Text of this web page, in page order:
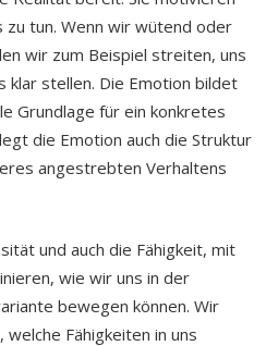
tun. Wenn wir wütend oder
wir zum Beispiel streiten, uns
stellen. Die Emotion bildet
Grundlage für ein konkretes
die Emotion auch die Struktur
angestrebten Verhaltens
und auch die Fähigkeit, mit
wie wir uns in der
bewegen können. Wir
Fähigkeiten in uns